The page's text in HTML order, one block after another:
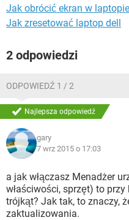
Jak obrócić ekran w laptopie
Jak zresetować laptop dell
2 odpowiedzi
ODPOWIEDŹ 1 / 2
Najlepsza odpowiedź
gary
7 wrz 2015 o 17:03
a jak włączasz Menadżer
właściwości, sprzęt) to
trójkąt? Jak tak, to znaczy,
zaktualizowania.